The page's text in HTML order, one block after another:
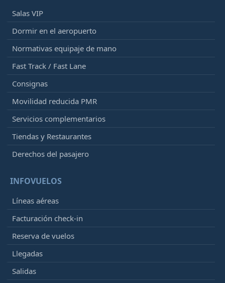
Salas VIP
Dormir en el aeropuerto
Normativas equipaje de mano
Fast Track / Fast Lane
Consignas
Movilidad reducida PMR
Servicios complementarios
Tiendas y Restaurantes
Derechos del pasajero
INFOVUELOS
Líneas aéreas
Facturación check-in
Reserva de vuelos
Llegadas
Salidas